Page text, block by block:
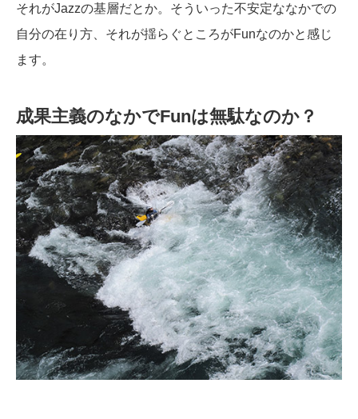
それがJazzの基層だとか。そういった不安定ななかでの
自分の在り方、それが揺らぐところがFunなのかと感じ
ます。
成果主義のなかでFunは無駄なのか？